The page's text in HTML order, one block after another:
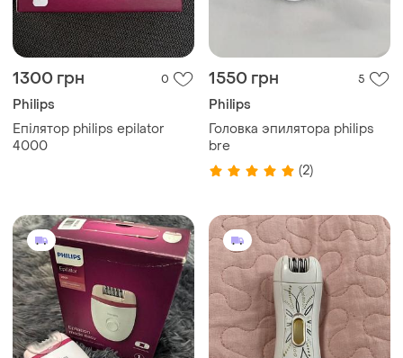
1300 грн 0
Philips
Епілятор philips epilator
4000
1550 грн 5
Philips
Головка эпилятора philips
bre
(2)